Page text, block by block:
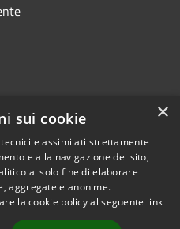
Copyright © 2026 • Comune di
Martirano • Powered by
×
sui cookie
e assimilati strettamente
e alla navigazione del sito,
al solo fine di elaborare
aggregate e anonime.
la cookie policy al seguente link